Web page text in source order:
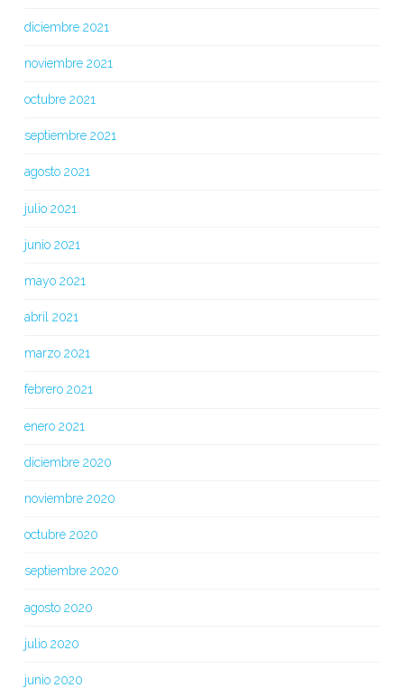
diciembre 2021
noviembre 2021
octubre 2021
septiembre 2021
agosto 2021
julio 2021
junio 2021
mayo 2021
abril 2021
marzo 2021
febrero 2021
enero 2021
diciembre 2020
noviembre 2020
octubre 2020
septiembre 2020
agosto 2020
julio 2020
junio 2020